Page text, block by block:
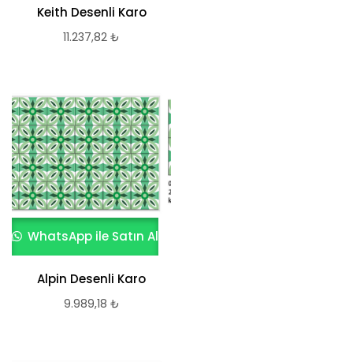
Keith Desenli Karo
11.237,82 ₺
WhatsApp ile Satın Al
Alpin Desenli Karo
9.989,18 ₺